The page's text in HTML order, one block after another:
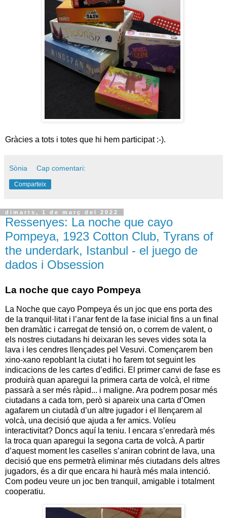
Gràcies a tots i totes que hi hem participat :-).
Sònia Cap comentari:
Comparteix
dimarts, 1 de març del 2022
Ressenyes: La noche que cayo
Pompeya, 1923 Cotton Club, Tyrans of
the underdark, Istanbul - el juego de
dados i Obsession
La noche que cayo Pompeya
La Noche que cayo Pompeya és un joc que ens porta des
de la tranquil·litat i l’anar fent de la fase inicial fins a un final
ben dramàtic i carregat de tensió on, o correm de valent, o
els nostres ciutadans hi deixaran les seves vides sota la
lava i les cendres llençades pel Vesuvi. Començarem ben
xino-xano repoblant la ciutat i ho farem tot seguint les
indicacions de les cartes d’edifici. El primer canvi de fase es
produirà quan aparegui la primera carta de volcà, el ritme
passarà a ser més ràpid... i maligne. Ara podrem posar més
ciutadans a cada torn, però si apareix una carta d’Omen
agafarem un ciutadà d’un altre jugador i el llençarem al
volcà, una decisió que ajuda a fer amics. Volíeu
interactivitat? Doncs aquí la teniu. I encara s’enredarà més
la troca quan aparegui la segona carta de volcà. A partir
d’aquest moment les caselles s’aniran cobrint de lava, una
decisió que ens permetrà eliminar més ciutadans dels altres
jugadors, és a dir que encara hi haurà més mala intenció.
Com podeu veure un joc ben tranquil, amigable i totalment
cooperatiu.